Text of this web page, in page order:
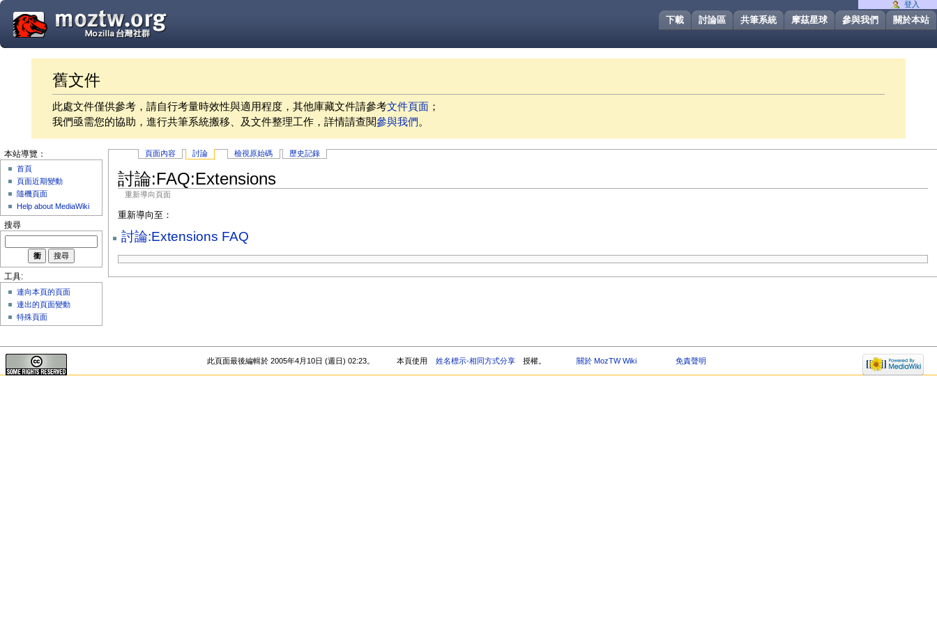
關於本站
參與我們
摩茲星球
共筆系統
討論區
下載
舊文件
此處文件僅供參考，請自行考量時效性與適用程度，其他庫藏文件請參考文件頁面 ；
我們亟需您的協助，進行共筆系統搬移、及文件整理工作，詳情請查閱參與我們。
頁面內容 討論 檢視原始碼 歷史記錄
討論:FAQ:Extensions
重新導向頁面
重新導向至：
討論:Extensions FAQ
登入
本站導覽：
首頁
頁面近期變動
隨機頁面
Help about MediaWiki
搜尋
工具:
連向本頁的頁面
連出的頁面變動
特殊頁面
此頁面最後編輯於 2005年4月10日 (週日) 02:23。 本頁使用 姓名標示-相同方式分享 授權。 關於 MozTW Wiki 免責聲明